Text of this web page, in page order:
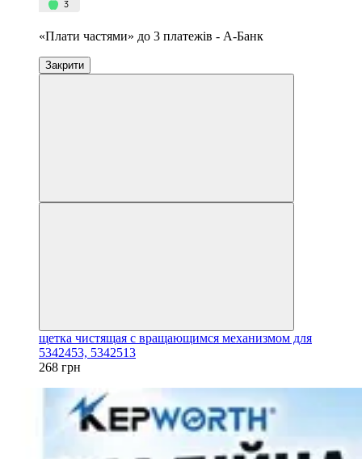
«Плати частями» до 3 платежів - А-Банк
Закрити
щетка чистящая с вращающимся механизмом для
5342453, 5342513
268 грн